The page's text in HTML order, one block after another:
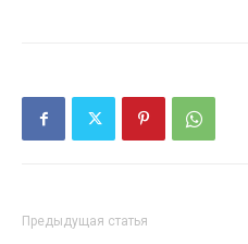
Предыдущая статья